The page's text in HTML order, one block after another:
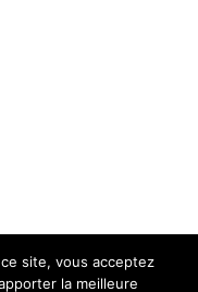
site, vous acceptez
la meilleure